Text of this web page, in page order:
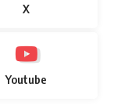
X
Youtube